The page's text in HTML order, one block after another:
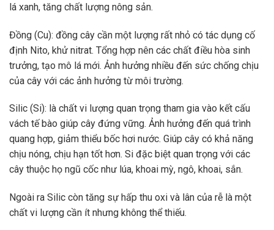
lá xanh, tăng chất lượng nông sản.
Đồng (Cu): đồng cây cần một lượng rất nhỏ có tác dụng cố
định Nito, khử nitrat. Tổng hợp nên các chất điều hòa sinh
trưởng, tạo mô lá mới. Ảnh hưởng nhiều đến sức chống chịu
của cây với các ảnh hưởng từ môi trường.
Silic (Si): là chất vi lượng quan trọng tham gia vào kết cấu
vách tế bào giúp cây đứng vững. Ảnh hưởng đến quá trình
quang hợp, giảm thiểu bốc hơi nước. Giúp cây có khả năng
chịu nóng, chịu hạn tốt hơn. Si đặc biệt quan trọng với các
cây thuộc họ ngũ cốc như lúa, khoai mỳ, ngô, khoai, sắn.
Ngoài ra Silic còn tăng sự hấp thu oxi và lân của rễ là một
chất vi lượng cần ít nhưng không thể thiếu.